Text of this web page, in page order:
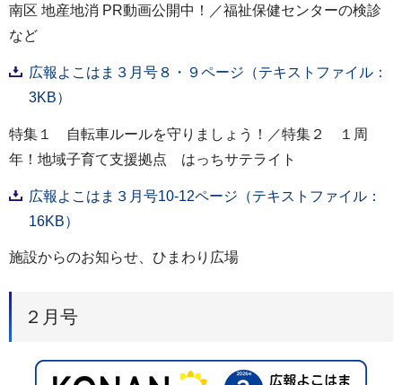
南区 地産地消 PR動画公開中！／福祉保健センターの検診
など
広報よこはま３月号８・９ページ（テキストファイル：
3KB）
特集１ 自転車ルールを守りましょう！／特集２ １周
年！地域子育て支援拠点 はっちサテライト
広報よこはま３月号10-12ページ（テキストファイル：
16KB）
施設からのお知らせ、ひまわり広場
２月号